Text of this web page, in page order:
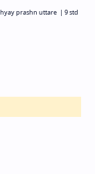
prashn uttare | 9std